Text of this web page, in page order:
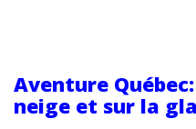
Aventure
neige et sur la